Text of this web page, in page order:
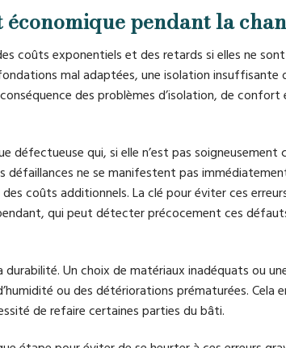
pendant la
coûts exponentiels et des retards si elles ne
mal adaptées, une isolation insuffisante
des problèmes d’isolation, de
défectueuse qui, si elle n’est pas soigneusement
ne se manifestent pas
coûts additionnels. La clé pour éviter ces
qui peut détecter précocement ces
Un choix de matériaux inadéquats ou
ou des détériorations prématurées. Cela
de refaire certaines parties du bâti.